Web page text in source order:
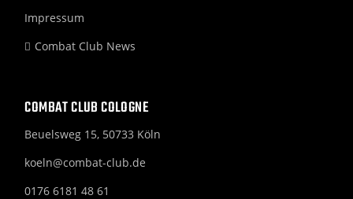
Impressum
Combat Club News
COMBAT CLUB COLOGNE
Beuelsweg 15, 50733 Köln
koeln@combat-club.de
0176 6181 48 61